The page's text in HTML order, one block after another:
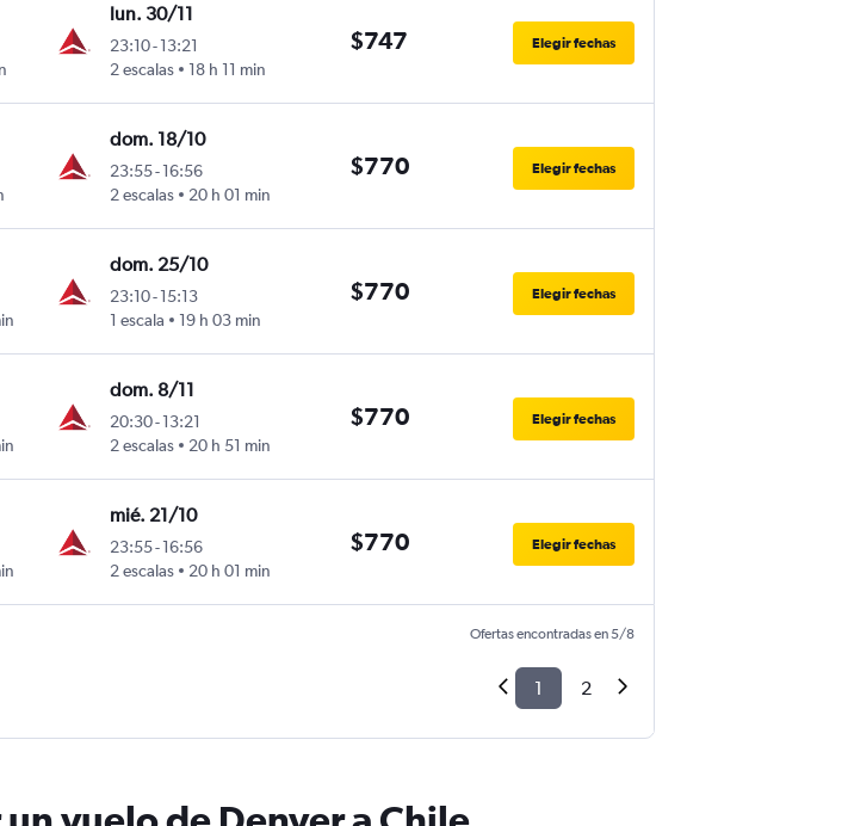
lun. 30/11
23:10-13:21
2 escalas
18 h 11 min
$747 Elegir fechas
dom. 18/10
23:55-16:56
2 escalas
20 h 01 min
$770 Elegir fechas
dom. 25/10
23:10-15:13
1 escala
19 h 03 min
$770 Elegir fechas
dom. 8/11
20:30-13:21
2 escalas
20 h 51 min
$770 Elegir fechas
mié. 21/10
23:55-16:56
2 escalas
20 h 01 min
$770 Elegir fechas
Ofertas encontradas en 5/8
1 2